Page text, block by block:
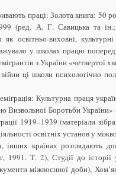
праці: Золота книга: 50
(ред. А. Г. Савицька та
освітньо-виховні,
у школах працю
з України «четвертої
війни ці школи психологічно
Культурна праця
Визвольної Боротьби
1919–1939 (матеріали
освітніх установ у
інших країнах розглядають
1991. Т. 2), Студії до
міжвоєнної доби),